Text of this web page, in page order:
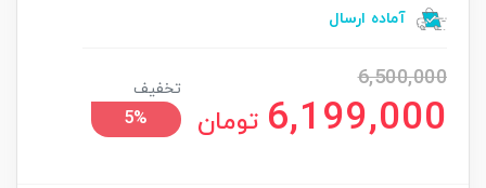
آماده ارسال
6,500,000
6,199,000 تومان
تخفیف
5%